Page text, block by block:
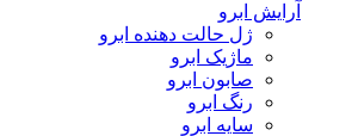
آرایش ابرو
ژل حالت دهنده ابرو
ماژیک ابرو
صابون ابرو
رنگ ابرو
سایه ابرو